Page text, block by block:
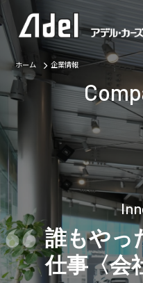
ホーム 企業情報
誰もやっ
仕事〈会
企業情報
ご挨拶 会
取り扱い
アフター
自動車保
オリジナ
アデルレ
アデル・